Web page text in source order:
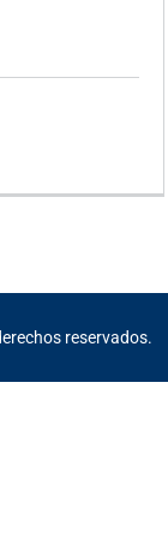
reservados.